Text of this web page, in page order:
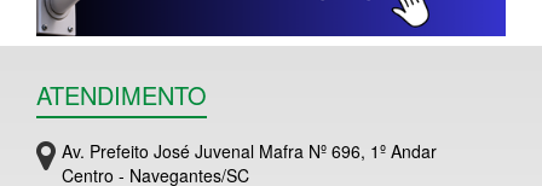
ATENDIMENTO
Av. Prefeito José Juvenal Mafra Nº 696, 1º Andar
Centro - Navegantes/SC